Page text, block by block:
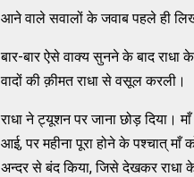
आने वाले सवालों के जवाब पहले ही
बार-बार ऐसे वाक्य सुनने के बाद राधा
वादों की क़ीमत राधा से वसूल करली।
राधा ने ट्यूशन पर जाना छोड़ दिया।
आई, पर महीना पूरा होने के पश्चात्
अन्दर से बंद किया, जिसे देखकर राधा